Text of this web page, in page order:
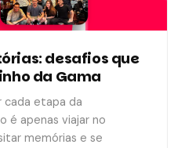
desafios que
da Gama
cada etapa da
é apenas viajar no
memórias e se